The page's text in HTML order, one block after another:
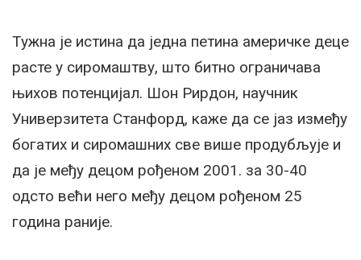
Тужна је истина да једна петина америчке деце
расте у сиромаштву, што битно ограничава
њихов потенцијал. Шон Рирдон, научник
Универзитета Станфорд, каже да се јаз између
богатих и сиромашних све више продубљује и
да је међу децом рођеном 2001. за 30-40
одсто већи него међу децом рођеном 25
година раније.